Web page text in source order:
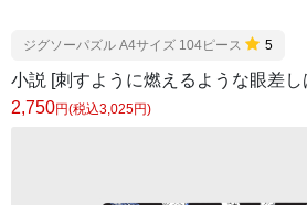
ジグソーパズル A4サイズ 104ピース 5
小説 [刺すように燃えるような眼差し
2,750円(税込3,025円)